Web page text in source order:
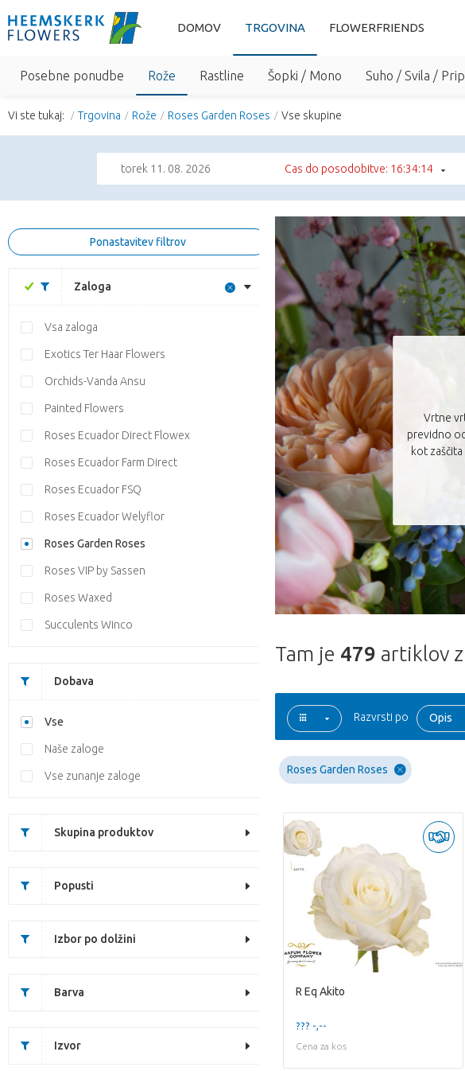
DOMOV TRGOVINA FLOWERFRIENDS
Posebne ponudbe Rože Rastline Šopki / Mono Suho / Svila /
Vi ste tukaj: Trgovina Rože Roses Garden Roses Vse skupine
torek 11. 08. 2026 Cas do posodobitve: 16:34:13
Ponastavitev filtrov
Zaloga
Vsa zaloga
Exotics Ter Haar Flowers
Orchids-Vanda Ansu
Painted Flowers
Roses Ecuador Direct Flowex
Roses Ecuador Farm Direct
Roses Ecuador FSQ
Roses Ecuador Welyflor
Roses Garden Roses
Roses VIP by Sassen
Roses Waxed
Succulents Winco
Dobava
Vse
Naše zaloge
Vse zunanje zaloge
Skupina produktov
Popusti
Izbor po dolžini
Barva
Izvor
Vrtne
previdno
kot
Tam je 479 artiklov z
Razvrsti po Opis
Roses Garden Roses
R Eq Akito
??? -,--
Cena za kos